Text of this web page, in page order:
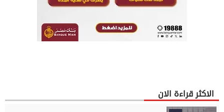
الاكثر قراءة الان